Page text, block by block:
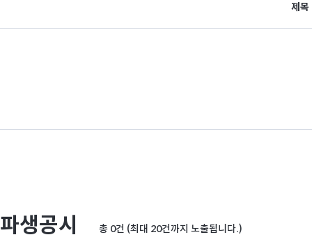
제목
파생공시 총 0건 (최대 20건까지 노출됩니다.)